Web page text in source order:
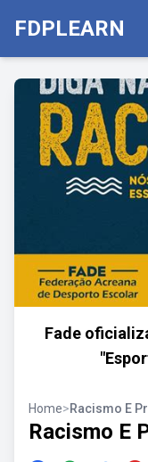
FDPLEARN
Fade
Home>Racismo E
Racismo E